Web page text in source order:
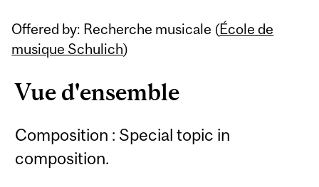
Offered by: Recherche musicale (École de
musique Schulich)
Vue d'ensemble
Composition : Special topic in
composition.
Related
Content